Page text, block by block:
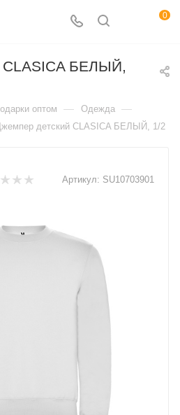
0
CLASICA БЕЛЫЙ,
оптом — Одежда —
детский CLASICA БЕЛЫЙ, 1/2
Артикул: SU10703901